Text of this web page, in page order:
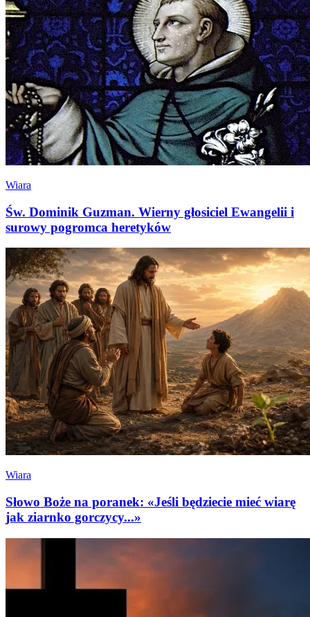
Wiara
Św. Dominik Guzman. Wierny głosiciel Ewangelii i
surowy pogromca heretyków
Wiara
Słowo Boże na poranek: «Jeśli będziecie mieć wiarę
jak ziarnko gorczycy...»